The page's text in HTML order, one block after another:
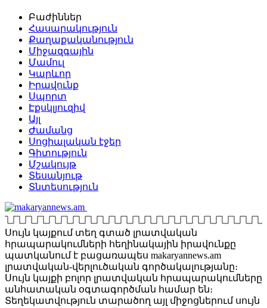
Բաժիններ
Հասարակություն
Քաղաքականություն
Միջազգային
Մամուլ
Կարևոր
Իրավունք
Սպորտ
Էքսկլյուզիվ
Այլ
Ժամանց
Սոցիալական էջեր
Գիտություն
Մշակույթ
Տեսանյութ
Տնտեսություն
Սույն կայքում տեղ գտած լրատվական
հրապարակումների հեղինակային իրավունքը
պատկանում է բացառապես makaryannews.am
լրատվական-վերլուծական գործակալությանը։
Սույն կայքի բոլոր լրատվական հրապարակումները
անհատական օգտագործման համար են։
Տեղեկատվություն տարածող այլ միջոցներում սույն